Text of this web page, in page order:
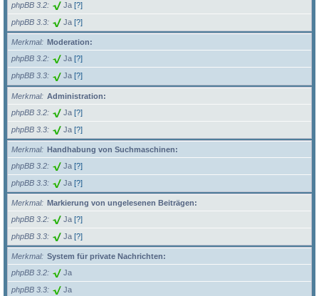
phpBB 3.2
Ja [?]
phpBB 3.3 Ja [?]
Merkmal
Moderation:
phpBB 3.2
Ja [?]
phpBB 3.3 Ja [?]
Merkmal
Administration:
phpBB 3.2
Ja [?]
phpBB 3.3 Ja [?]
Merkmal
Handhabung von Suchmaschinen:
phpBB 3.2
Ja [?]
phpBB 3.3 Ja [?]
Merkmal
Markierung von ungelesenen Beiträgen:
phpBB 3.2
Ja [?]
phpBB 3.3 Ja [?]
Merkmal
System für private Nachrichten:
phpBB 3.2
Ja
phpBB 3.3 Ja